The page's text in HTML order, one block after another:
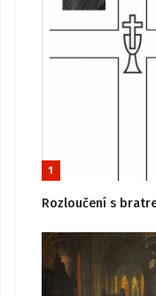
1
Rozloučení s